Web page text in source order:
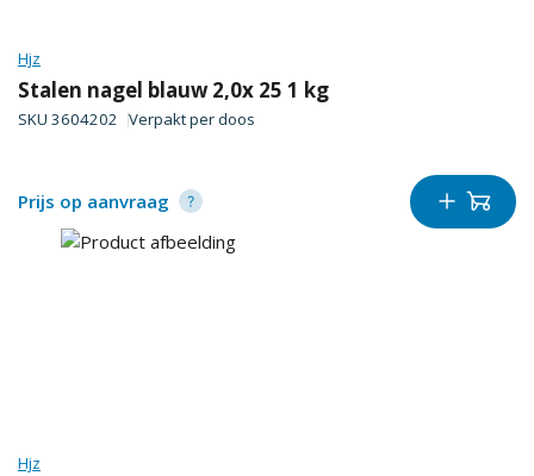
Hjz
Stalen nagel blauw 2,0x 25 1 kg
SKU 3604202 Verpakt perdoos
Prijs op aanvraag
Hjz